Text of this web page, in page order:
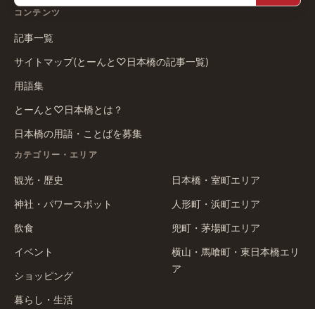
コンテンツ
記事一覧
サイトマップ(とーんと♡日本橋の記事一覧)
用語集
とーんと♡日本橋とは？
日本橋の用語・ことばを募集
カテゴリー・エリア
観光・歴史
神社・パワースポット
飲食
イベント
ショッピング
暮らし・生活
日本橋・室町エリア
人形町・浜町エリア
兜町・茅場町エリア
横山・馬喰町・東日本橋エリ
ア